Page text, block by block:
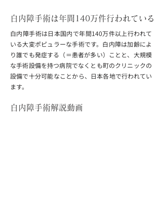
白内障手術は年間140万件行われている
白内障手術は日本国内で年間140万件以上行われて
いる大変ポピュラーな手術です。白内障は加齢によ
り誰でも発症する（＝患者が多い）ことと、大規模
な手術設備を持つ病院でなくとも町のクリニックの
設備で十分可能なことから、日本各地で行われてい
ます。
白内障手術解説動画